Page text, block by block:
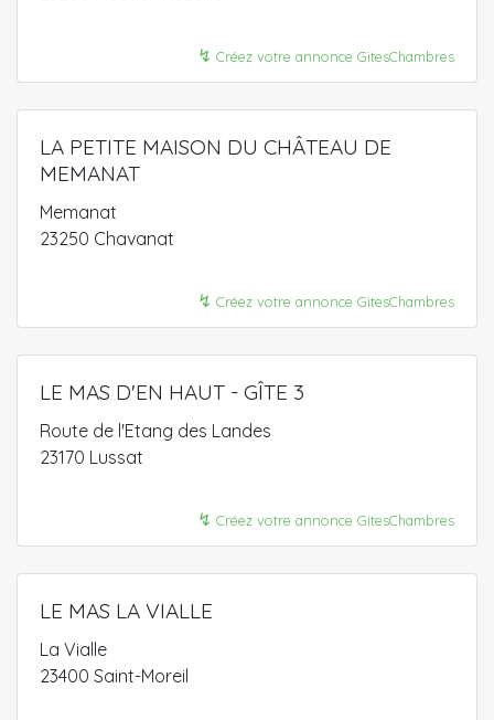
↯ Créez votre annonce GitesChambres
LA PETITE MAISON DU CHÂTEAU DE
MEMANAT
Memanat
23250 Chavanat
↯ Créez votre annonce GitesChambres
LE MAS D'EN HAUT - GÎTE 3
Route de l'Etang des Landes
23170 Lussat
↯ Créez votre annonce GitesChambres
LE MAS LA VIALLE
La Vialle
23400 Saint-Moreil